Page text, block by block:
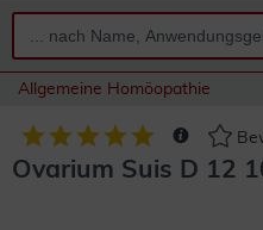
Allgemeine Homöopathie
Ovarium Suis D 12